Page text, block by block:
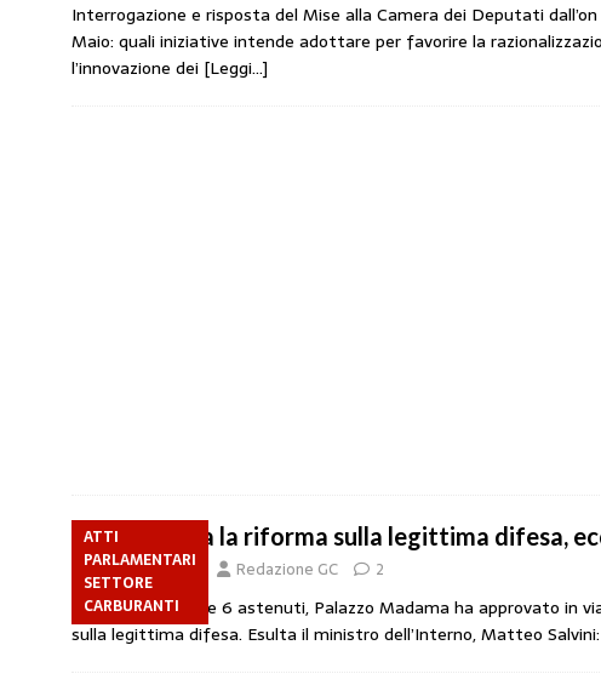
Interrogazione e risposta del Mise alla Camera dei Deputati
Maio: quali iniziative intende adottare per favorire la
l’innovazione dei [Leggi…]
ATTI
PARLAMENTARI
SETTORE
CARBURANTI
Approvata la riforma sulla legittima difesa,
29 Marzo 2019 Redazione GC 2
Con 201 sì, 38 no e 6 astenuti, Palazzo Madama ha approvato in
sulla legittima difesa. Esulta il ministro dell’Interno, Matteo Salvini: